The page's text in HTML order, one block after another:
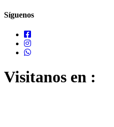
Síguenos
Visitanos en :